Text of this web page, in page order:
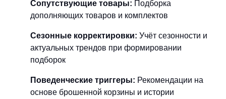
Сопутствующие товары: Подборка
дополняющих товаров и комплектов
Сезонные корректировки: Учёт сезонности и
актуальных трендов при формировании
подборок
Поведенческие триггеры: Рекомендации на
основе брошенной корзины и истории